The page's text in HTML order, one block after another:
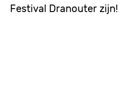
Festival Dranouter zijn!